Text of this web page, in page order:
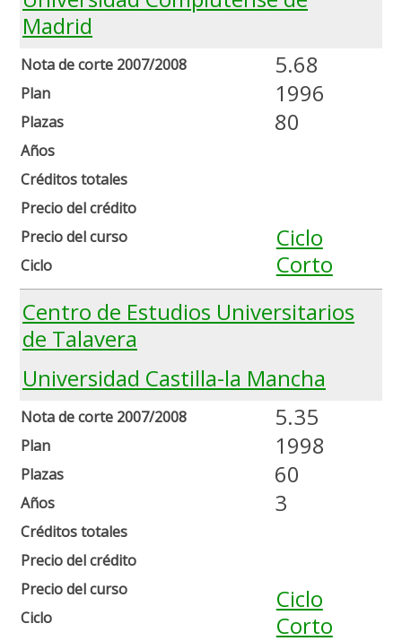
Madrid
Nota de corte 2007/2008
Plan
Plazas
Años
Créditos totales
Precio del crédito
Precio del curso
Ciclo
5.68
1996
80
Ciclo
Corto
Centro de Estudios Universitarios
de Talavera
Universidad Castilla-la Mancha
Nota de corte 2007/2008
Plan
Plazas
Años
Créditos totales
Precio del crédito
Precio del curso
Ciclo
5.35
1998
60
3
Ciclo
Corto